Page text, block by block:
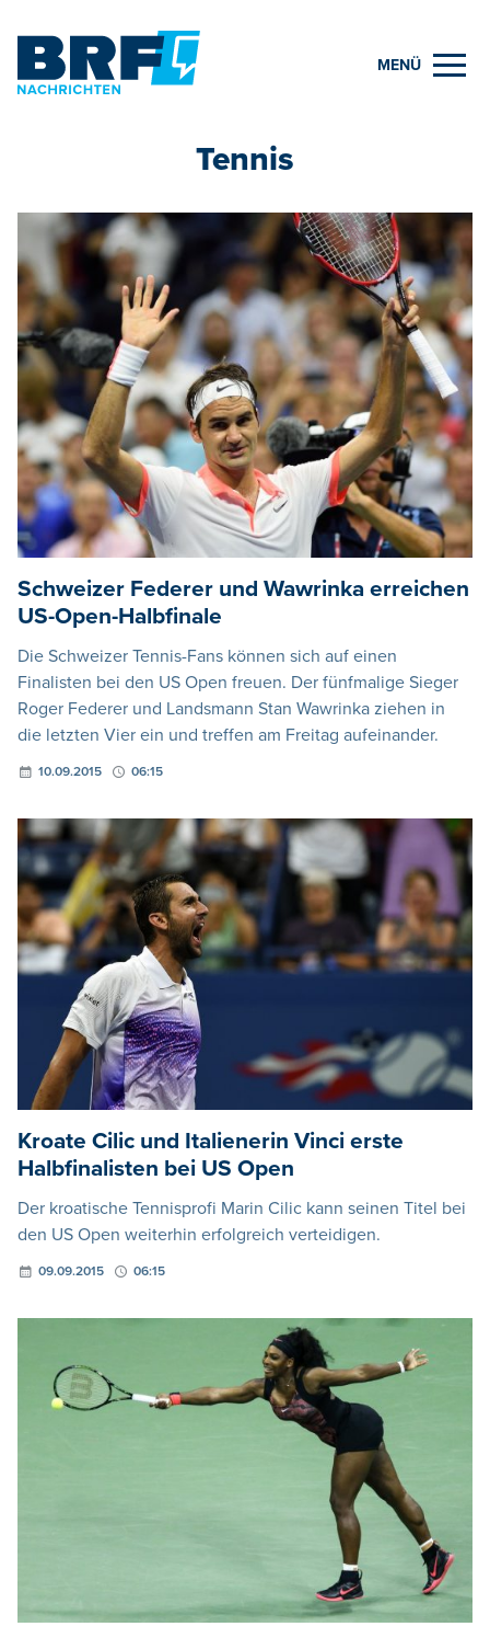
MENÜ
Tennis
Schweizer Federer und Wawrinka erreichen
US-Open-Halbfinale
Die Schweizer Tennis-Fans können sich auf einen
Finalisten bei den US Open freuen. Der fünfmalige Sieger
Roger Federer und Landsmann Stan Wawrinka ziehen in
die letzten Vier ein und treffen am Freitag aufeinander.
10.09.2015 06:15
Kroate Cilic und Italienerin Vinci erste
Halbfinalisten bei US Open
Der kroatische Tennisprofi Marin Cilic kann seinen Titel bei
den US Open weiterhin erfolgreich verteidigen.
09.09.2015 06:15